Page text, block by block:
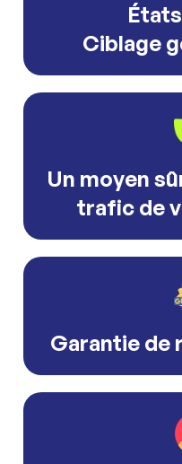
Ciblage
Un moyen
trafic de
Garantie de